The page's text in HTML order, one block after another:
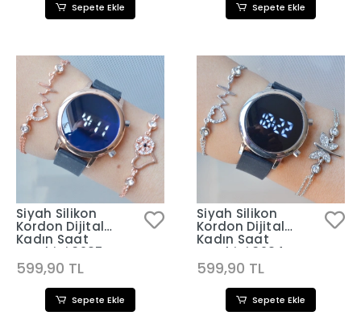
Sepete Ekle Sepete Ekle
Siyah Silikon
Kordon Dijital
Kadın Saat
Kombini 3285
599,90 TL
Sepete Ekle
Siyah Silikon
Kordon Dijital
Kadın Saat
Kombini 3284
599,90 TL
Sepete Ekle